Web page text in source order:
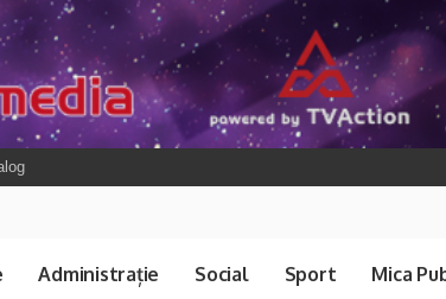
Administrație Social Sport Mica